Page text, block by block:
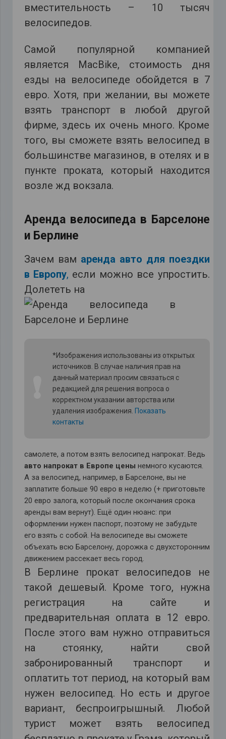
вместительность – 10 тысяч
велосипедов.
Самой популярной компанией
является МасBike, стоимость дня
езды на велосипеде обойдется в 7
евро. Хотя, при желании, вы можете
взять транспорт в любой другой
фирме, здесь их очень много. Кроме
того, вы сможете взять велосипед в
большинстве магазинов, в отелях и в
пункте проката, который находится
возле жд вокзала.
Аренда велосипеда в Барселоне
и Берлине
Зачем вам аренда авто для поездки
в Европу, если можно все упростить.
Долететь на
*Изображения использованы из открытых
источников. В случае наличия прав на
данный материал просим связаться с
редакцией для решения вопроса о
корректном указании авторства или
удаления изображения. Показать
контакты
самолете, а потом взять велосипед напрокат. Ведь
авто напрокат в Европе цены немного кусаются.
А за велосипед, например, в Барселоне, вы не
заплатите больше 90 евро в неделю (+ приготовьте
20 евро залога, который после окончания срока
аренды вам вернут). Ещё один нюанс: при
оформлении нужен паспорт, поэтому не забудьте
его взять с собой. На велосипеде вы сможете
объехать всю Барселону, дорожка с двухсторонним
движением рассекает весь город.
В Берлине прокат велосипедов не
такой дешевый. Кроме того, нужна
регистрация на сайте и
предварительная оплата в 12 евро.
После этого вам нужно отправиться
на стоянку, найти свой
забронированный транспорт и
оплатить тот период, на который вам
нужен велосипед. Но есть и другое
вариант, беспроигрышный. Любой
турист может взять велосипед